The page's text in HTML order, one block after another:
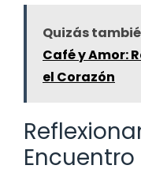
Quizás
Café y Amor:
el Corazón
Encuentro